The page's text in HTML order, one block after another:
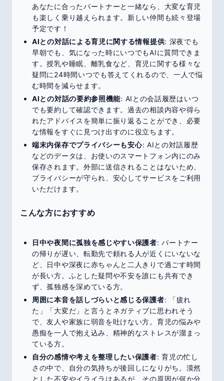
あなたに合ったパートナーと一緒なら、大変な育児
も楽しく乗り越えられます。新しい仲間も続々登場
予定です！
AIとの対話による育児に関する情報提供: 深夜でも
早朝でも、気になった時にいつでもAIに質問できま
す。授乳や睡眠、離乳食など、育児に関する様々な
疑問に24時間いつでも答えてくれるので、一人で悩
む時間を減らせます。
AIとの対話の要約参照機能: AIとの会話履歴はいつ
でも要約して確認できます。過去の相談内容や得ら
れたアドバイスを簡単に振り返ることができ、必要
な情報をすぐに見つけ出すのに役立ちます。
端末内保存でプライバシーも安心: AIとの対話履歴
などのデータは、お使いのスマートフォン内にのみ
保存されます。外部に送信されることはないため、
プライバシーが守られ、安心してサービスをご利用
いただけます。
こんな方におすすめ
日中や夜間に孤独を感じやすい保護者: パートナー
の帰りが遅い、転勤先で頼れる人が近くにいないな
ど、日中や深夜に赤ちゃんと二人きりで過ごす時間
が長い方。ふとした疑問や不安を誰にも共有でき
ず、孤独感を深めている方。
周囲に本音を話しづらいと感じる保護者: 「疲れ
た」「大変だ」と言うとネガティブに思われそう
で、友人や家族に弱音を吐けない方。育児の悩みや
愚痴を一人で抱え込み、精神的なストレスが溜まっ
ている方。
自分の感情や考えを整理したい保護者: 育児の忙し
さの中で、自分の気持ちが後回しになりがち。漠然
とした不安やイライラはあるが、その原因が何か分